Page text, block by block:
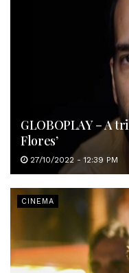
GLOBOPLAY – A
Flores’
27/10/2022 - 12:39 PM
CINEMA